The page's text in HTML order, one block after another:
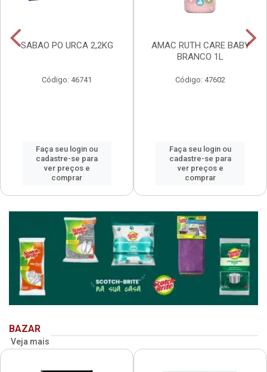
SABAO PO URCA 2,2KG
Código: 46741
Faça seu login ou
cadastre-se para
ver preços e
comprar
AMAC RUTH CARE BABY
BRANCO 1L
Código: 47602
Faça seu login ou
cadastre-se para
ver preços e
comprar
BAZAR
Veja mais